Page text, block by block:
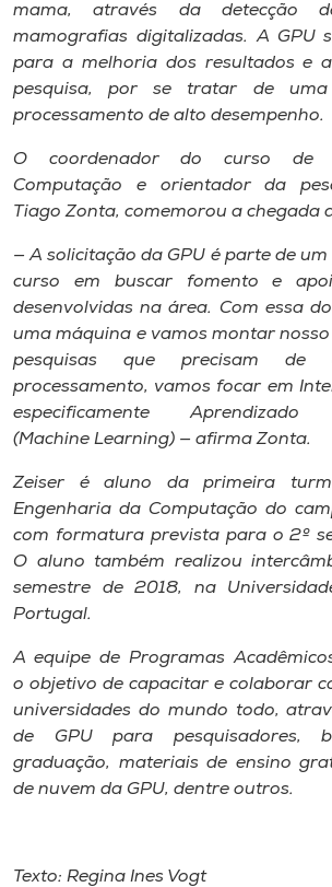
mama, através da detecção
mamografias digitalizadas. A GPU
para a melhoria dos resultados e
pesquisa, por se tratar de
processamento de alto desempenho.
O coordenador do curso de
Computação e orientador da
Tiago Zonta, comemorou a chegada
— A solicitação da GPU é parte de
curso em buscar fomento e
desenvolvidas na área. Com essa
uma máquina e vamos montar
pesquisas que precisam de
processamento, vamos focar em
especificamente
(Machine Learning) — afirma Zonta.
Zeiser é aluno da primeira
Engenharia da Computação do
com formatura prevista para o 2º
O aluno também realizou
semestre de 2018, na
Portugal.
A equipe de Programas
o objetivo de capacitar e colaborar
universidades do mundo todo,
de GPU para pesquisadores,
graduação, materiais de ensino
de nuvem da GPU, dentre outros.
Texto: Regina Ines Vogt